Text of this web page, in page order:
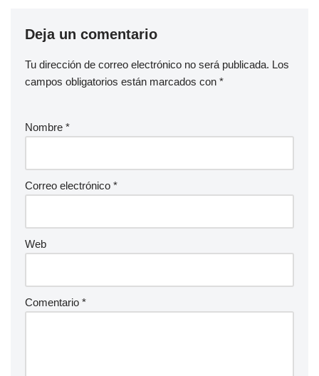
Deja un comentario
Tu dirección de correo electrónico no será publicada. Los
campos obligatorios están marcados con *
Nombre *
Correo electrónico *
Web
Comentario *